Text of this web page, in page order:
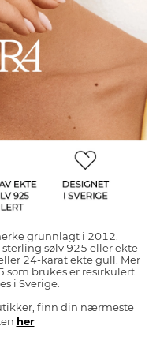
grunnlagt i 2012.
sterling sølv 925 eller ekte
24-karat ekte gull. Mer
som brukes er resirkulert.
i Sverige.
finn din nærmeste
her